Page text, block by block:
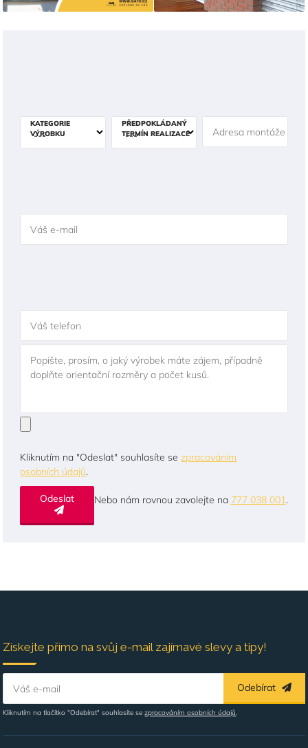
KATEGORIE
VÝROBKU
PŘEDPOKLÁDANÝ
TERMÍN REALIZACE
Adresa montáže
Váš e-mail
Váš telefon
Popište, prosím, o jaký výrobek máte zájem, případně
doplňte orientační rozměry a počet kusů.
Kliknutím na "Odeslat" souhlasíte sezpracováním
osobních údajů.
Nebo nám rovnou zavolejte na 777 038 001.
Získejte přímo na svůj e-mail zajímavé slevy a tipy!
Váš e-mail Odebírat
Kliknutím na tlačítko "Odebírat" souhlasíte sezpracováním osobních údajů.